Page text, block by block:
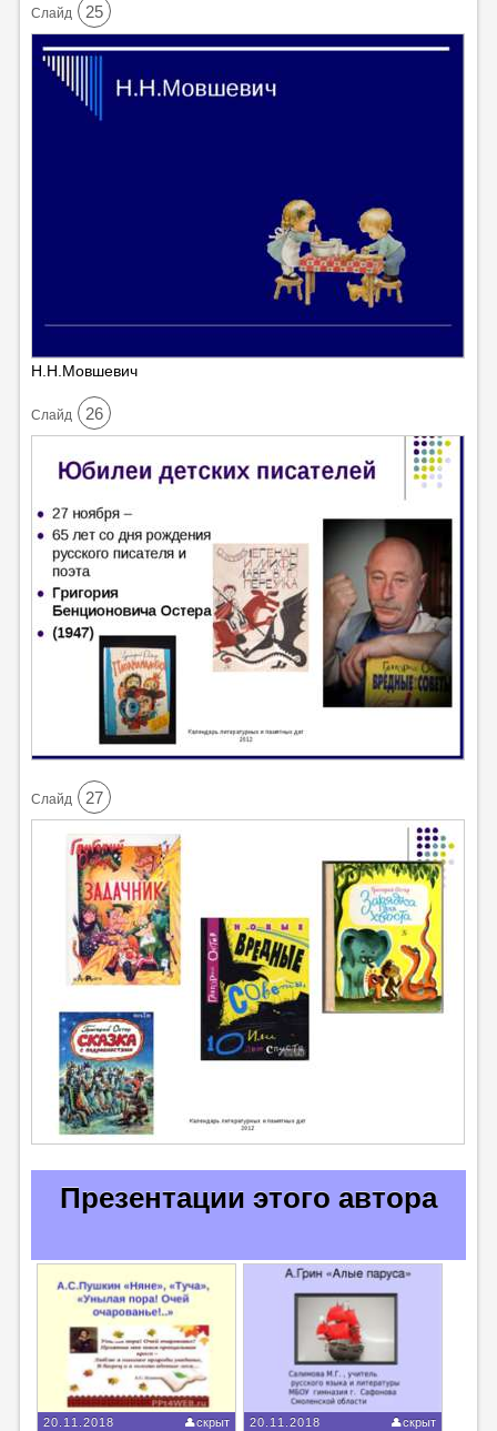
Cлайд 25
Н.Н.Мовшевич
Cлайд 26
Cлайд 27
Презентации этого автора
20.11.2018 скрыт 20.11.2018 скрыт